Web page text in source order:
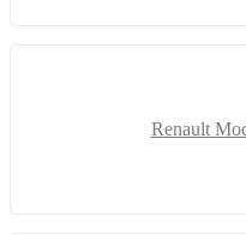
Renault